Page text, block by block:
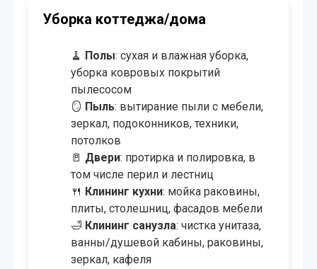
Мойка окон и витрин
створка
Химчистка мебели от 50.00 BYN
Химчистка ковров и ковролина от 9.00 BYN/м²
Уборка коттеджа/дома
🧹 Полы: сухая и влажная уборка,
уборка ковровых покрытий
пылесосом
🪞 Пыль: вытирание пыли с мебели,
зеркал, подоконников, техники,
потолков
🚪 Двери: протирка и полировка, в
том числе перил и лестниц
🍴 Клининг кухни: мойка раковины,
плиты, столешниц, фасадов мебели
🛁 Клининг санузла: чистка унитаза,
ванны/душевой кабины, раковины,
зеркал, кафеля